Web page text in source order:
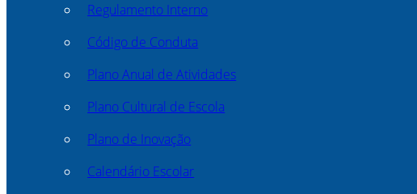
Regulamento Interno
Código de Conduta
Plano Anual de Atividades
Plano Cultural de Escola
Plano de Inovação
Calendário Escolar